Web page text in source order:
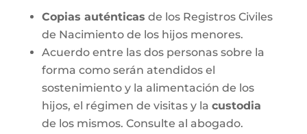
Copias auténticas de los Registros Civiles
de Nacimiento de los hijos menores.
Acuerdo entre las dos personas sobre la
forma como serán atendidos el
sostenimiento y la alimentación de los
hijos, el régimen de visitas y la custodia
de los mismos. Consulte al abogado.